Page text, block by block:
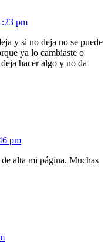
pm
y si no deja no se puede
ya lo cambiaste o
hacer algo y no da
pm
alta mi página. Muchas